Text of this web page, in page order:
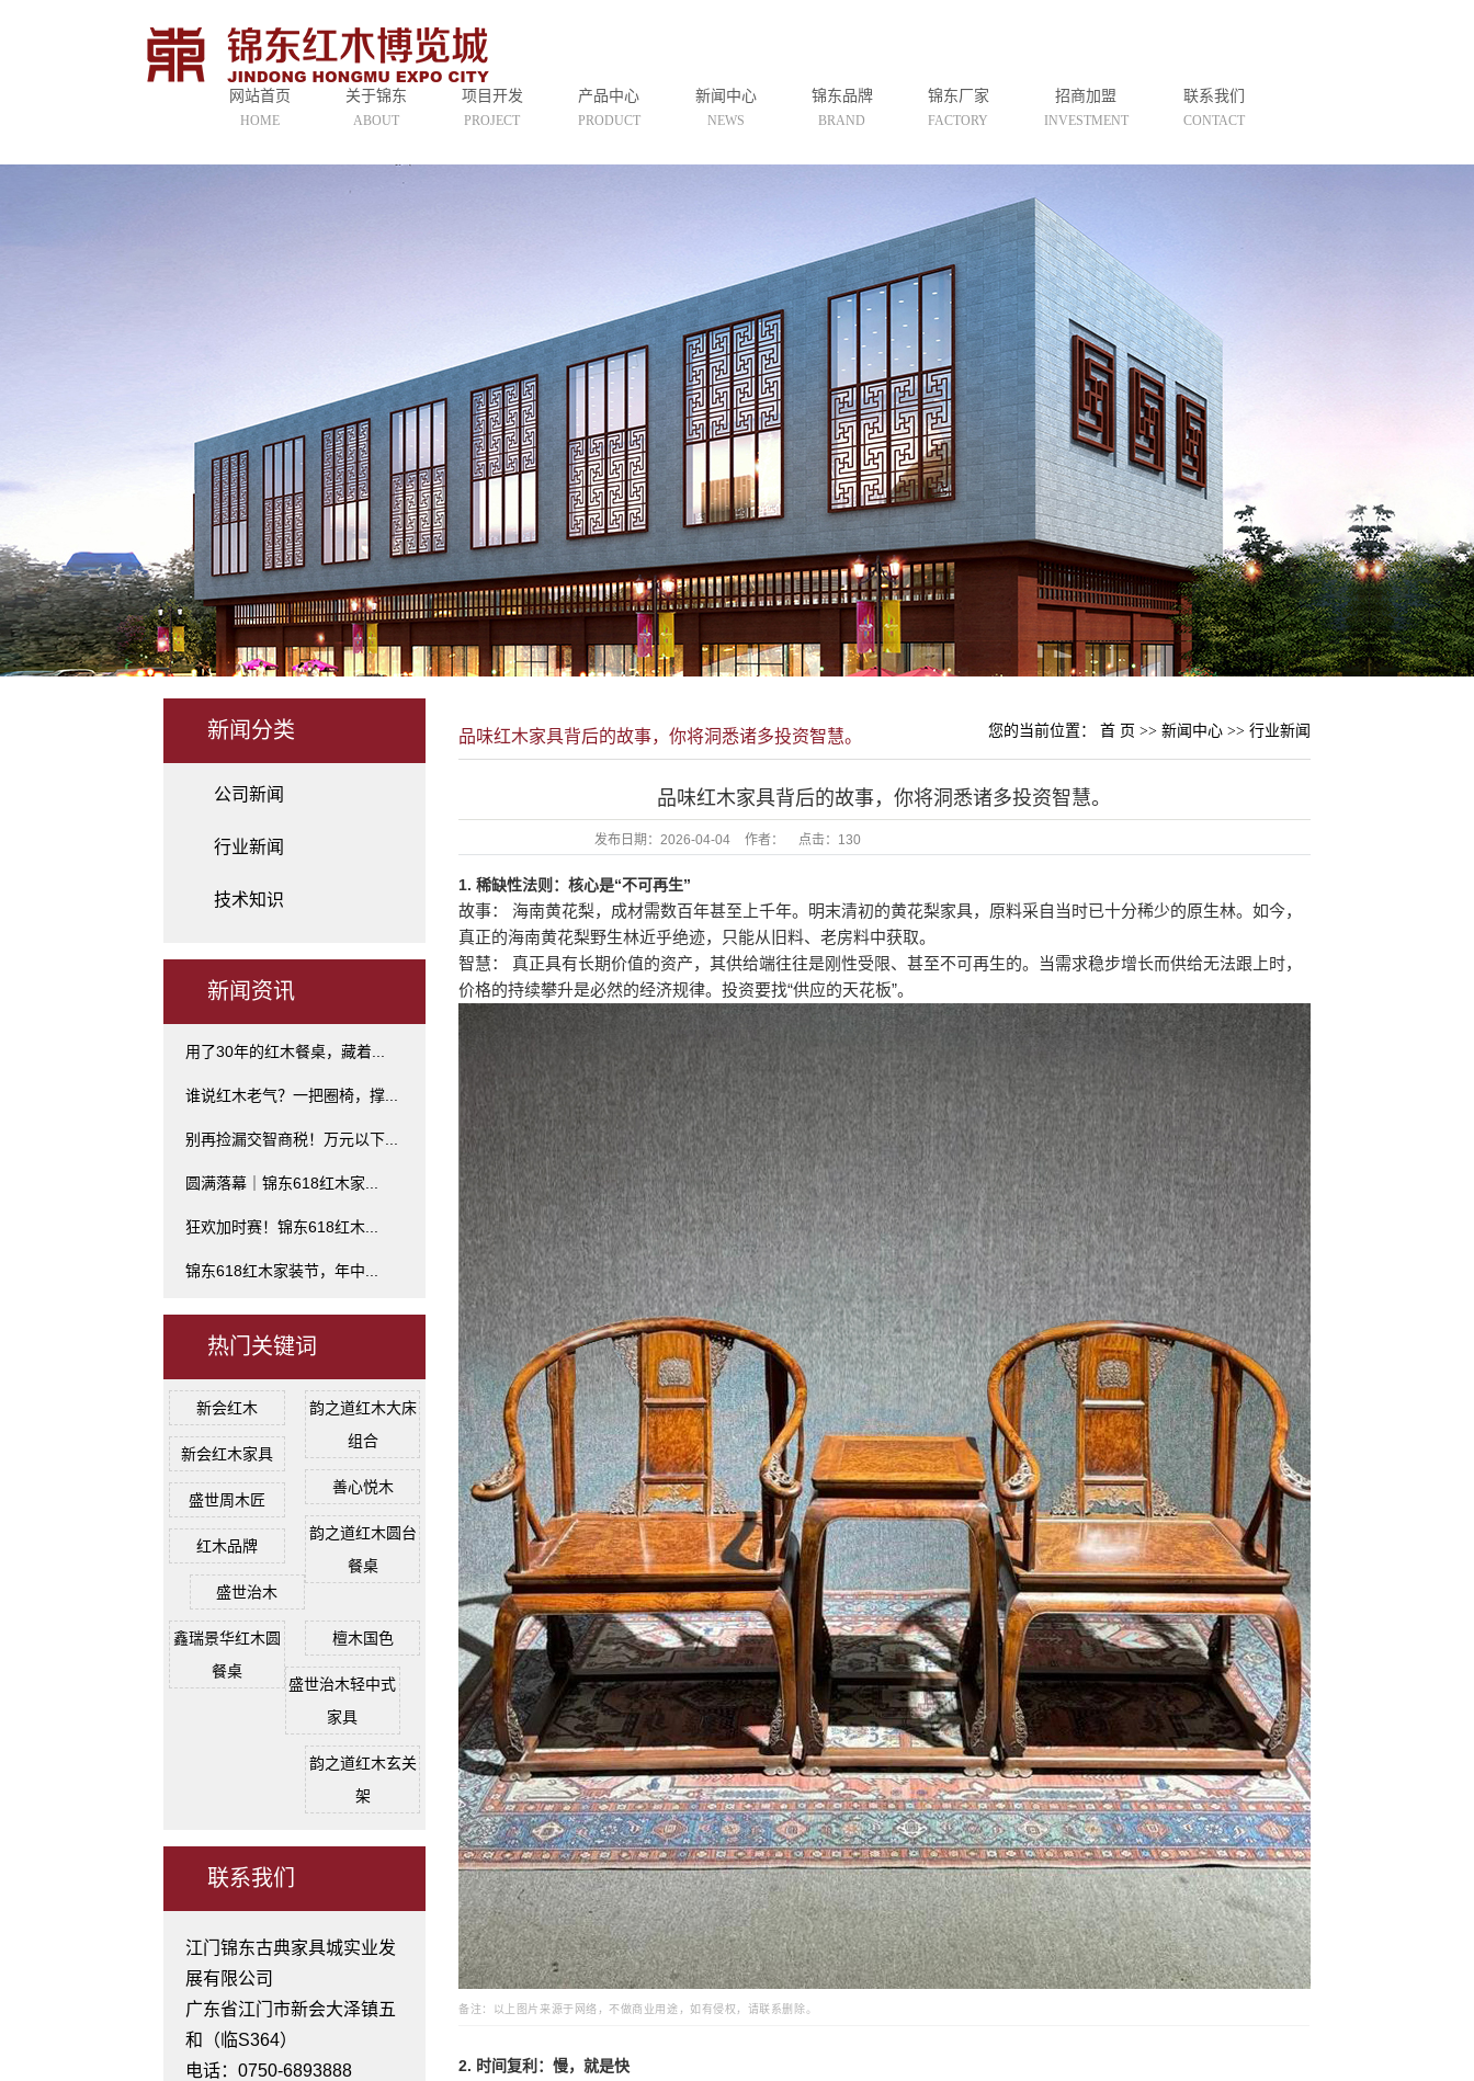
网站首页
HOME
关于锦东
ABOUT
公司简介
项目开发
PROJECT
娱乐设施
产品中心
PRODUCT
盛世治木
檀木国色
善心悦木
鸿林
韵之道
帝濠
欧美圆
和鑫
新闻中心
NEWS
锦东品牌
BRAND
锦东厂家
FACTORY
招商加盟
INVESTMENT
联系我们
CONTACT
新闻分类
公司新闻
行业新闻
技术知识
新闻资讯
用了30年的红木餐桌，藏着...
谁说红木老气？一把圈椅，撑...
别再捡漏交智商税！万元以下...
圆满落幕｜锦东618红木家...
狂欢加时赛！锦东618红木...
锦东618红木家装节，年中...
热门关键词
新会红木
韵之道红木大床
组合
新会红木家具
善心悦木
盛世周木匠
韵之道红木圆台
餐桌
红木品牌
盛世治木
鑫瑞景华红木圆
餐桌
檀木国色
盛世治木轻中式
家具
韵之道红木玄关
架
联系我们
江门锦东古典家具城实业发
展有限公司
广东省江门市新会大泽镇五
和（临S364）
电话：0750-6893888
品味红木家具背后的故事，你将洞悉诸多投资智慧。 您的当前位置： 首 页 >> 新闻中心>> 行业新闻
品味红木家具背后的故事，你将洞悉诸多投资智慧。
发布日期： 2026-04-04 作者： 点击： 130
1. 稀缺性法则：核心是“不可再生”
故事： 海南黄花梨，成材需数百年甚至上千年。明末清初的黄花梨家具，原料采自当时已十分稀少的原生林。如今，
真正的海南黄花梨野生林近乎绝迹，只能从旧料、老房料中获取。
智慧： 真正具有长期价值的资产，其供给端往往是刚性受限、甚至不可再生的。当需求稳步增长而供给无法跟上时，
价格的持续攀升是必然的经济规律。投资要找“供应的天花板”。
备注：以上图片来源于网络，不做商业用途，如有侵权，请联系删除。
2. 时间复利：慢，就是快